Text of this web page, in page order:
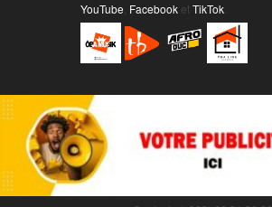
YouTube Facebook etTikTok